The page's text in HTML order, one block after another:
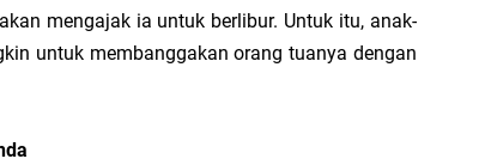
mengajak ia untuk berlibur. Untuk itu, anak-
untuk membanggakan orang tuanya dengan